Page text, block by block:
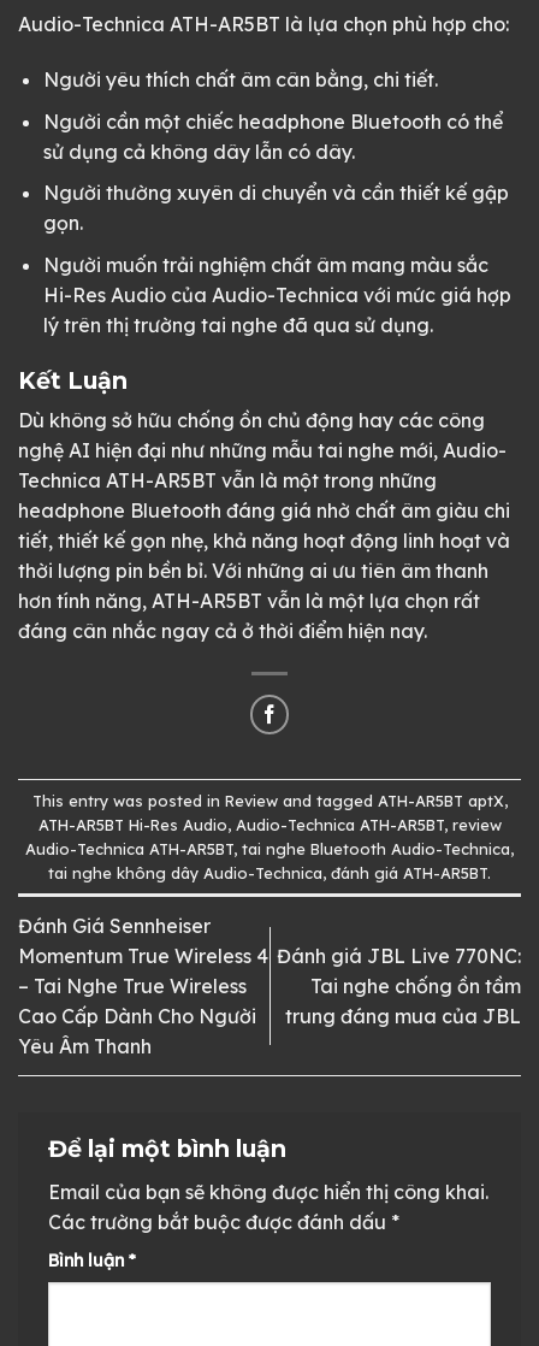
Audio-Technica ATH-AR5BT là lựa chọn phù hợp cho:
Người yêu thích chất âm cân bằng, chi tiết.
Người cần một chiếc headphone Bluetooth có thể
sử dụng cả không dây lẫn có dây.
Người thường xuyên di chuyển và cần thiết kế gập
gọn.
Người muốn trải nghiệm chất âm mang màu sắc
Hi-Res Audio của Audio-Technica với mức giá hợp
lý trên thị trường tai nghe đã qua sử dụng.
Kết Luận
Dù không sở hữu chống ồn chủ động hay các công
nghệ AI hiện đại như những mẫu tai nghe mới, Audio-
Technica ATH-AR5BT vẫn là một trong những
headphone Bluetooth đáng giá nhờ chất âm giàu chi
tiết, thiết kế gọn nhẹ, khả năng hoạt động linh hoạt và
thời lượng pin bền bỉ. Với những ai ưu tiên âm thanh
hơn tính năng, ATH-AR5BT vẫn là một lựa chọn rất
đáng cân nhắc ngay cả ở thời điểm hiện nay.
This entry was posted in Reviewand tagged ATH-AR5BT aptX,
ATH-AR5BT Hi-Res Audio, Audio-Technica ATH-AR5BT, review
Audio-Technica ATH-AR5BT, tai nghe Bluetooth Audio-Technica,
tai nghe không dây Audio-Technica, đánh giá ATH-AR5BT.
Đánh Giá Sennheiser
Momentum True Wireless 4
– Tai Nghe True Wireless
Cao Cấp Dành Cho Người
Yêu Âm Thanh
Đánh giá JBL Live 770NC:
Tai nghe chống ồn tầm
trung đáng mua của JBL
Để lại một bình luận
Email của bạn sẽ không được hiển thị công khai.
Các trường bắt buộc được đánh dấu *
Bình luận *